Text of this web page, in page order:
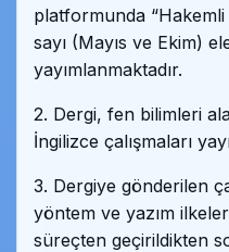
platformunda “Hakemli
sayı (Mayıs ve Ekim)
yayımlanmaktadır.
2. Dergi, fen bilimleri
İngilizce çalışmaları
3. Dergiye gönderilen
yöntem ve yazım
süreçten geçirildikten